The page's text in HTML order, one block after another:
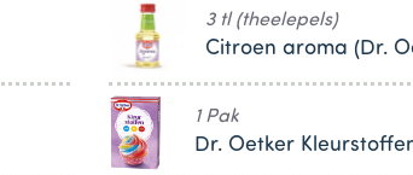
3 tl (theelepels)
Citroen aroma (Dr.
1 Pak
Dr. Oetker